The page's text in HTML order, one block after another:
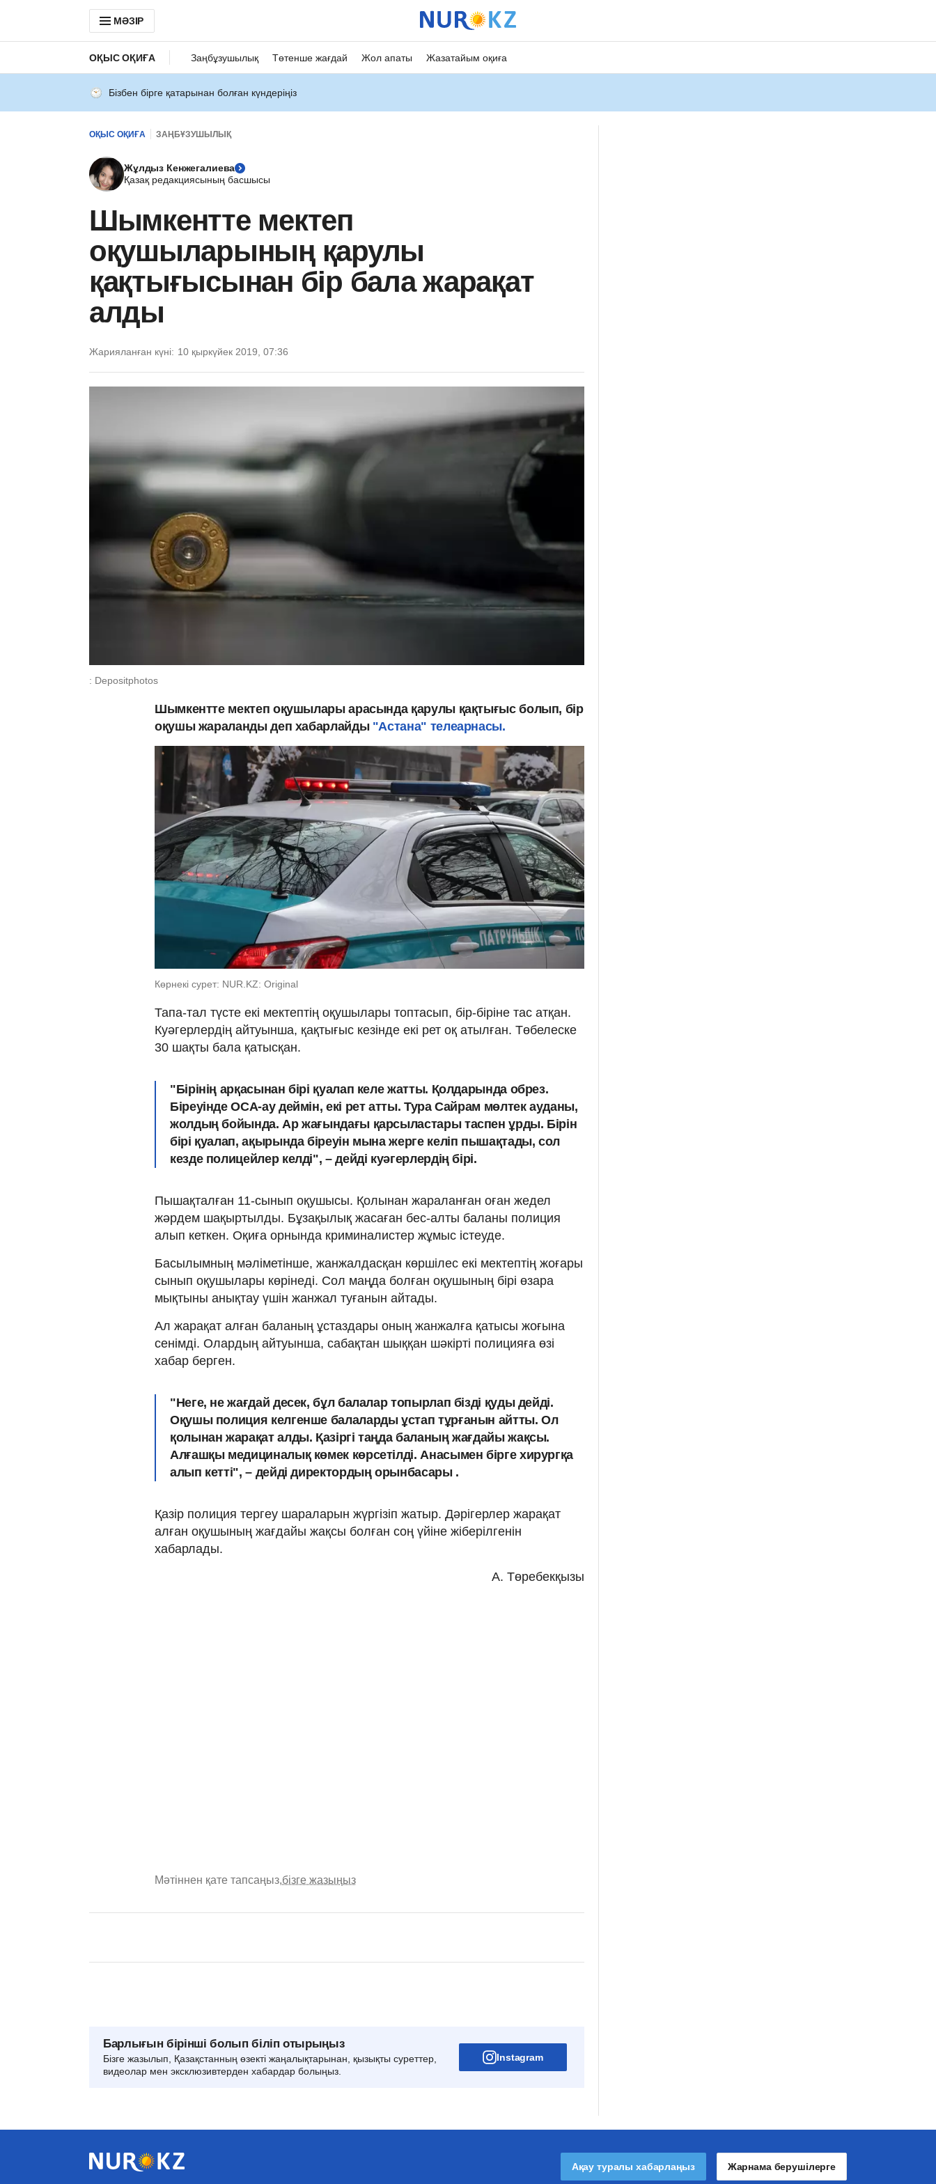
МӘЗІР
ОҚЫС ОҚИҒА Заңбұзушылық Төтенше жағдай Жол апаты Жазатайым оқиға
Бізбен бірге қатарынан болған күндеріңіз
ОҚЫС ОҚИҒА ЗАҢБҰЗУШЫЛЫҚ
Жұлдыз Кенжегалиева
Қазақ редакциясының басшысы
Шымкентте мектеп
оқушыларының қарулы
қақтығысынан бір бала жарақат
алды
Жарияланған күні: 10 қыркүйек 2019, 07:36
: Depositphotos
Шымкентте мектеп оқушылары арасында қарулы қақтығыс болып, бір
оқушы жараланды деп хабарлайды "Астана" телеарнасы.
Көрнекі сурет: NUR.KZ: Original
Тапа-тал түсте екі мектептің оқушылары топтасып, бір-біріне тас атқан.
Куәгерлердің айтуынша, қақтығыс кезінде екі рет оқ атылған. Төбелеске
30 шақты бала қатысқан.
"Бірінің арқасынан бірі қуалап келе жатты. Қолдарында обрез.
Біреуінде ОСА-ау деймін, екі рет атты. Тура Сайрам мөлтек ауданы,
жолдың бойында. Ар жағындағы қарсыластары таспен ұрды. Бірін
бірі қуалап, ақырында біреуін мына жерге келіп пышақтады, сол
кезде полицейлер келді", – дейді куәгерлердің бірі.
Пышақталған 11-сынып оқушысы. Қолынан жараланған оған жедел
жәрдем шақыртылды. Бұзақылық жасаған бес-алты баланы полиция
алып кеткен. Оқиға орнында криминалистер жұмыс істеуде.
Басылымның мәліметінше, жанжалдасқан көршілес екі мектептің жоғары
сынып оқушылары көрінеді. Сол маңда болған оқушының бірі өзара
мықтыны анықтау үшін жанжал туғанын айтады.
Ал жарақат алған баланың ұстаздары оның жанжалға қатысы жоғына
сенімді. Олардың айтуынша, сабақтан шыққан шәкірті полицияға өзі
хабар берген.
"Неге, не жағдай десек, бұл балалар топырлап бізді қуды дейді.
Оқушы полиция келгенше балаларды ұстап тұрғанын айтты. Ол
қолынан жарақат алды. Қазіргі таңда баланың жағдайы жақсы.
Алғашқы медициналық көмек көрсетілді. Анасымен бірге хирургқа
алып кетті", – дейді директордың орынбасары .
Қазір полиция тергеу шараларын жүргізіп жатыр. Дәрігерлер жарақат
алған оқушының жағдайы жақсы болған соң үйіне жіберілгенін
хабарлады.
А. Төребекқызы
Мәтіннен қате тапсаңыз,бізге жазыңыз
Барлығын бірінші болып біліп отырыңыз
Бізге жазылып, Қазақстанның өзекті жаңалықтарынан, қызықты суреттер,
видеолар мен эксклюзивтерден хабардар болыңыз.
Instagram
Ақау туралы хабарлаңыз Жарнама берушілерге